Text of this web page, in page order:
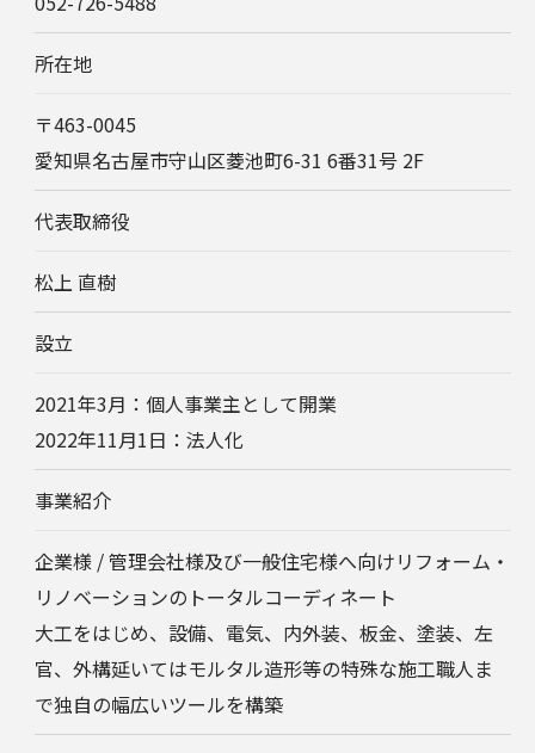
所在地
〒463-0045
愛知県名古屋市守山区菱池町6-31 6番31号 2F
代表取締役
松上 直樹
設立
2021年3月：個人事業主として開業
2022年11月1日：法人化​
事業紹介
企業様 / 管理会社様及び一般住宅様へ向けリフォーム・
リノベーションのトータルコーディネート
大工をはじめ、設備、電気、内外装、板金、塗装、左
官、外構延いてはモルタル造形等の特殊な施工職人ま
で独自の幅広いツールを構築